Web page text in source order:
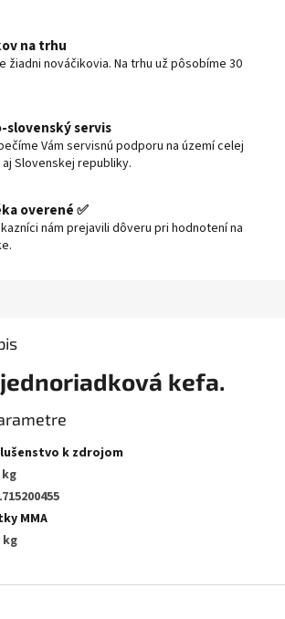
na trhu
žiadni nováčikovia. Na trhu už pôsobíme 30
slovenský servis
Vám servisnú podporu na území celej
Slovenskej republiky.
overené ✅
nám prejavili dôveru pri hodnotení na
kefa.
k zdrojom
kg
MMA
kg